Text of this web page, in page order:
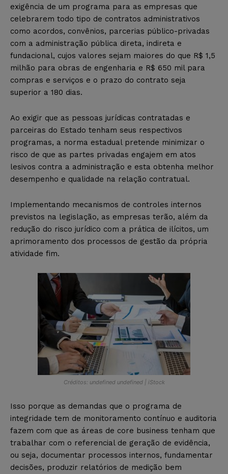
exigência de um programa para as empresas que
celebrarem todo tipo de contratos administrativos
como acordos, convênios, parcerias público-privadas
com a administração pública direta, indireta e
fundacional, cujos valores sejam maiores do que R$ 1,5
milhão para obras de engenharia e R$ 650 mil para
compras e serviços e o prazo do contrato seja
superior a 180 dias.
Ao exigir que as pessoas jurídicas contratadas e
parceiras do Estado tenham seus respectivos
programas, a norma estadual pretende minimizar o
risco de que as partes privadas engajem em atos
lesivos contra a administração e esta obtenha melhor
desempenho e qualidade na relação contratual.
Implementando mecanismos de controles internos
previstos na legislação, as empresas terão, além da
redução do risco jurídico com a prática de ilícitos, um
aprimoramento dos processos de gestão da própria
atividade fim.
Créditos: undefined undefined | iStock
Isso porque as demandas que o programa de
integridade tem de monitoramento contínuo e auditoria
fazem com que as áreas de core business tenham que
trabalhar com o referencial de geração de evidência,
ou seja, documentar processos internos, fundamentar
decisões, produzir relatórios de medição bem